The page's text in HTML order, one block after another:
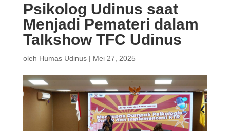
Psikolog Udinus saat
Menjadi Pemateri dalam
Talkshow TFC Udinus
oleh Humas Udinus| Mei 27, 2025